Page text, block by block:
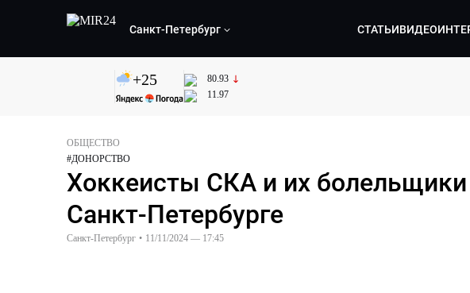
Санкт-Петербург СТАТЬИВИДЕО
+25
80.93
11.97
ОБЩЕСТВО
#ДОНОРСТВО
Хоккеисты СКА и их
Санкт-Петербурге
Санкт-Петербург • 11/11/2024 — 17:45